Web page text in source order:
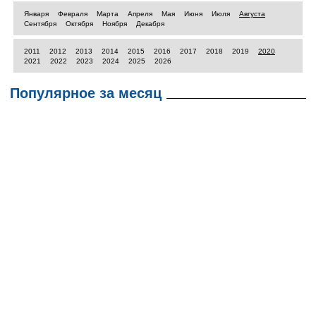
Января Февраля Марта Апреля Мая Июня Июля
Августа
Сентября
Октября Ноября Декабря
2011 2012 2013 2014 2015 2016 2017 2018 2019
2020
2021
2022 2023 2024 2025 2026
Популярное за месяц